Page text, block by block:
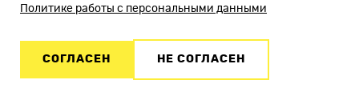
Политике работы с персональными данными
СОГЛАСЕН НЕ СОГЛАСЕН